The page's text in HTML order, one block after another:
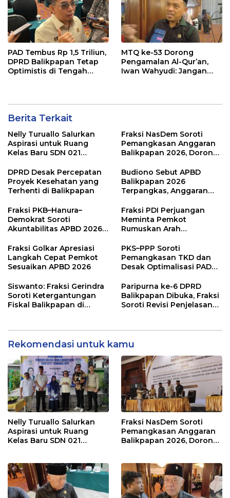
PAD Tembus Rp 1,5 Triliun,
DPRD Balikpapan Tetap
Optimistis di Tengah
MTQ ke-53 Dorong
Pengamalan Al-Qur’an,
Iwan Wahyudi: Jangan
Berita Terkait
Nelly Turuallo Salurkan
Aspirasi untuk Ruang
Kelas Baru SDN 021
Fraksi NasDem Soroti
Pemangkasan Anggaran
Balikpapan 2026, Dorong
Publik
DPRD Desak Percepatan
Proyek Kesehatan yang
Terhenti di Balikpapan
Budiono Sebut APBD
Balikpapan 2026
Terpangkas, Anggaran
Fraksi PKB–Hanura–
Demokrat Soroti
Akuntabilitas APBD 2026
Pengawasan Belanja
Modal
Fraksi PDI Perjuangan
Meminta Pemkot
Rumuskan Arah
Terukur sebagai
Penyangga IKN
Fraksi Golkar Apresiasi
Langkah Cepat Pemkot
Sesuaikan APBD 2026
PKS–PPP Soroti
Pemangkasan TKD dan
Desak Optimalisasi PAD
Balikpapan 2026
Siswanto: Fraksi Gerindra
Soroti Ketergantungan
Fiskal Balikpapan di
Paripurna ke-6 DPRD
Balikpapan Dibuka, Fraksi
Soroti Revisi Penjelasan
Rekomendasi untuk kamu
Nelly Turuallo Salurkan
Aspirasi untuk Ruang
Kelas Baru SDN 021
Fraksi NasDem Soroti
Pemangkasan Anggaran
Balikpapan 2026, Dorong